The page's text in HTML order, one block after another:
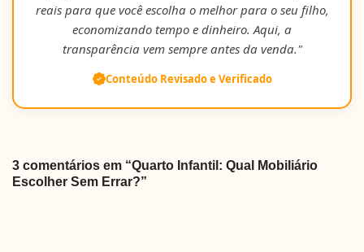
reais para que você escolha o melhor para o seu filho,
economizando tempo e dinheiro. Aqui, a
transparência vem sempre antes da venda."
Conteúdo Revisado e Verificado
3 comentários em “Quarto Infantil: Qual Mobiliário
Escolher Sem Errar?”